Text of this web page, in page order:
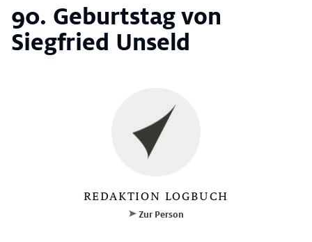
90. Geburtstag von
Siegfried Unseld
REDAKTION LOGBUCH
Zur Person